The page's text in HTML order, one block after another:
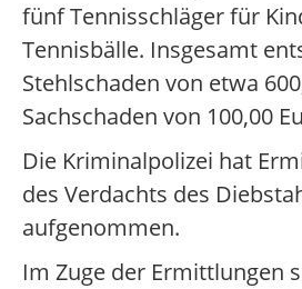
fünf Tennisschläger für
Tennisbälle. Insgesamt
Stehlschaden von etwa
Sachschaden von 100,00
Die Kriminalpolizei hat
des Verdachts des
aufgenommen.
Im Zuge der Ermittlungen